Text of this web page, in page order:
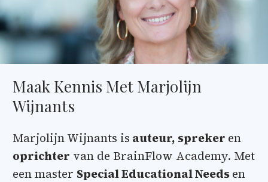
Maak Kennis Met Marjolijn
Wijnants
Marjolijn Wijnants is auteur, spreker en
oprichter van de BrainFlow Academy. Met
een master Special Educational Needsen